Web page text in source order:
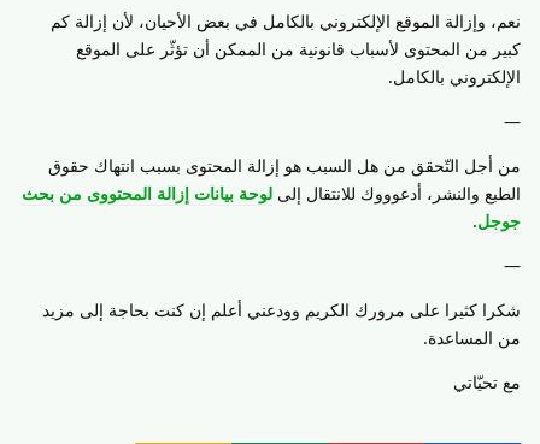
نعم، وإزالة الموقع الإلكتروني بالكامل في بعض الأحيان، لأن إزالة كم
كبير من المحتوى لأسباب قانونية من الممكن أن تؤثّر على الموقع
الإلكتروني بالكامل.
—
من أجل التّحقق من هل السبب هو إزالة المحتوى بسبب انتهاك حقوق
الطبع والنشر، أدعوووك للانتقال إلى لوحة بيانات إزالة المحتووى من بحث
جوجل.
—
شكرا كثيرا على مرورك الكريم وودعني أعلم إن كنت بحاجة إلى مزيد
من المساعدة.
مع تحيّاتي